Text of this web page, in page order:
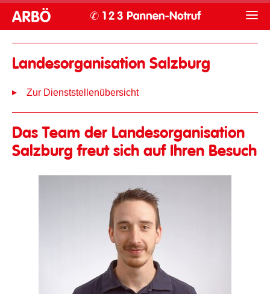
Landesorganisation Salzburg
Zur Dienststellenübersicht
Das Team der Landesorganisation
Salzburg freut sich auf Ihren Besuch